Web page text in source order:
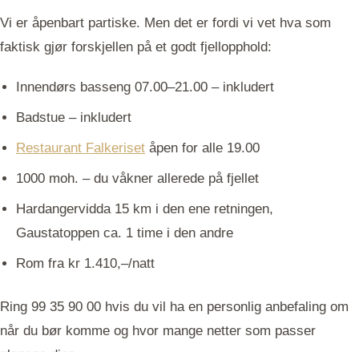
Vi er åpenbart partiske. Men det er fordi vi vet hva som
faktisk gjør forskjellen på et godt fjellopphold:
Innendørs basseng 07.00–21.00 – inkludert
Badstue – inkludert
Restaurant Falkeriset åpen for alle 19.00
1000 moh. – du våkner allerede på fjellet
Hardangervidda 15 km i den ene retningen,
Gaustatoppen ca. 1 time i den andre
Rom fra kr 1.410,–/natt
Ring 99 35 90 00 hvis du vil ha en personlig anbefaling om
når du bør komme og hvor mange netter som passer